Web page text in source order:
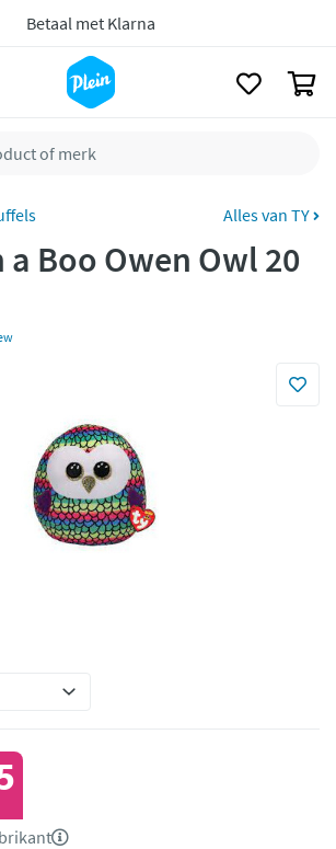
Gratisretourneren
8,7/10
CO2 neutraal
Betaal met Klarna
Alles van TY
a Boo Owen Owl 20